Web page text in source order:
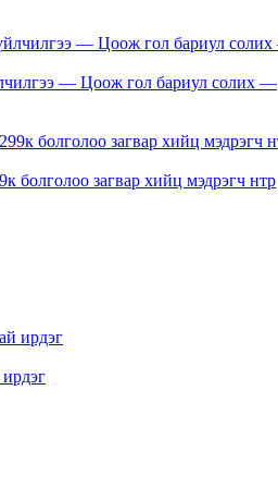
— Цоож гол бариул солих —
болголоо загвар хийц мэдрэгч нтр